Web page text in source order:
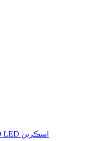
تنگ پکسل پچ ويڊيو وال / HD LED اسڪرين